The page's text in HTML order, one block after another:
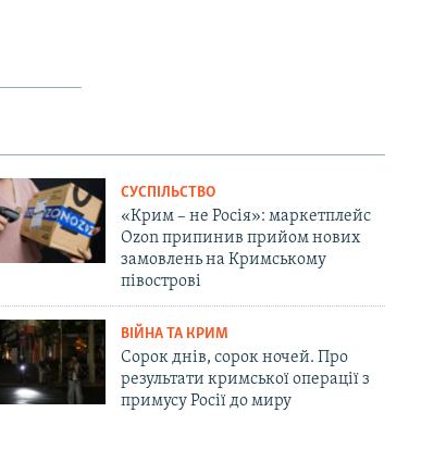
СУСПІЛЬСТВО
«Крим – не Росія»: маркетплейс
Ozon припинив прийом нових
замовлень на Кримському
півострові
ВІЙНА ТА КРИМ
Сорок днів, сорок ночей. Про
результати кримської операції з
примусу Росії до миру